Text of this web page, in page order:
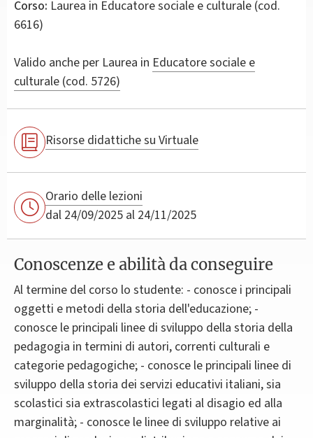
Corso: Laurea in Educatore sociale e culturale (cod.
6616)
Valido anche per Laurea in Educatore sociale e
culturale (cod. 5726)
Risorse didattiche su Virtuale
Orario delle lezioni
dal 24/09/2025 al 24/11/2025
Conoscenze e abilità da conseguire
Al termine del corso lo studente: - conosce i principali
oggetti e metodi della storia dell'educazione; -
conosce le principali linee di sviluppo della storia della
pedagogia in termini di autori, correnti culturali e
categorie pedagogiche; - conosce le principali linee di
sviluppo della storia dei servizi educativi italiani, sia
scolastici sia extrascolastici legati al disagio ed alla
marginalità; - conosce le linee di sviluppo relative ai